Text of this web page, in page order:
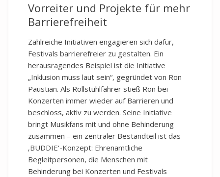
Vorreiter und Projekte für mehr
Barrierefreiheit
Zahlreiche Initiativen engagieren sich dafür,
Festivals barrierefreier zu gestalten. Ein
herausragendes Beispiel ist die Initiative
„Inklusion muss laut sein“, gegründet von Ron
Paustian. Als Rollstuhlfahrer stieß Ron bei
Konzerten immer wieder auf Barrieren und
beschloss, aktiv zu werden. Seine Initiative
bringt Musikfans mit und ohne Behinderung
zusammen – ein zentraler Bestandteil ist das
‚BUDDIE‘-Konzept: Ehrenamtliche
Begleitpersonen, die Menschen mit
Behinderung bei Konzerten und Festivals